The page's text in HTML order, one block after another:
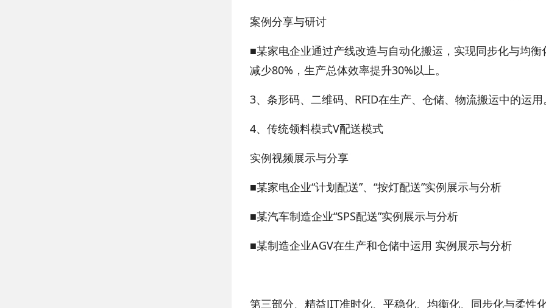
案例分享与研讨
■某家电企业通过产线改造与自动化搬运，实现同步化与均
减少80%，生产总体效率提升30%以上。
3、条形码、二维码、RFID在生产、仓储、物流搬运中的运用
4、传统领料模式V配送模式
实例视频展示与分享
■某家电企业“计划配送”、“按灯配送”实例展示与分析
■某汽车制造企业“SPS配送”实例展示与分析
■某制造企业AGV在生产和仓储中运用 实例展示与分析
第三部分、精益JIT准时化、平稳化、均衡化、同步化与柔性